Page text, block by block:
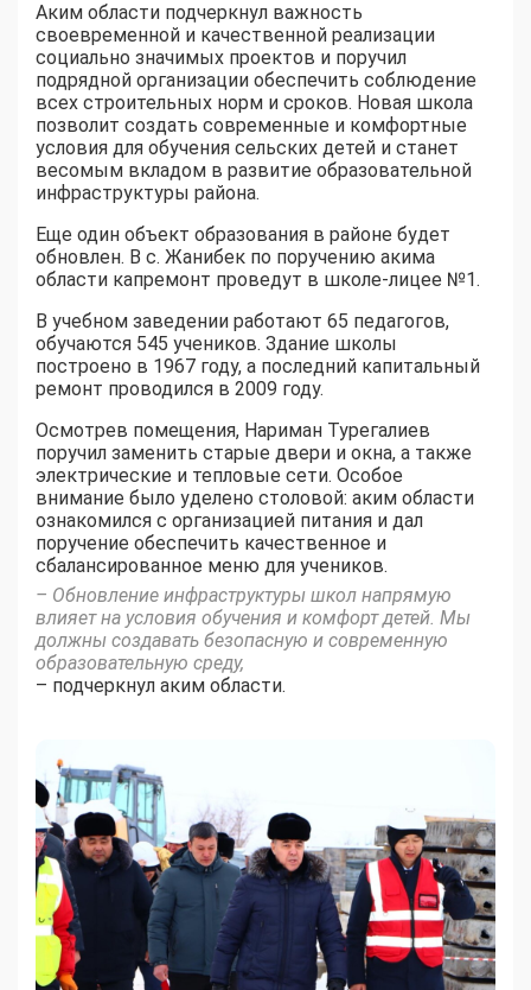
Аким области подчеркнул важность
своевременной и качественной реализации
социально значимых проектов и поручил
подрядной организации обеспечить соблюдение
всех строительных норм и сроков. Новая школа
позволит создать современные и комфортные
условия для обучения сельских детей и станет
весомым вкладом в развитие образовательной
инфраструктуры района.
Еще один объект образования в районе будет
обновлен. В с. Жанибек по поручению акима
области капремонт проведут в школе-лицее №1.
В учебном заведении работают 65 педагогов,
обучаются 545 учеников. Здание школы
построено в 1967 году, а последний капитальный
ремонт проводился в 2009 году.
Осмотрев помещения, Нариман Турегалиев
поручил заменить старые двери и окна, а также
электрические и тепловые сети. Особое
внимание было уделено столовой: аким области
ознакомился с организацией питания и дал
поручение обеспечить качественное и
сбалансированное меню для учеников.
– Обновление инфраструктуры школ напрямую
влияет на условия обучения и комфорт детей. Мы
должны создавать безопасную и современную
образовательную среду,
– подчеркнул аким области.